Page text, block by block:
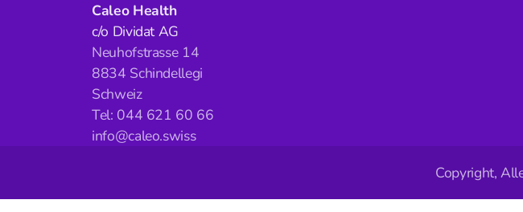
Caleo Health
c/o Dividat AG
Neuhofstrasse 14
8834 Schindellegi
Schweiz
Tel: 044 621 60 66
info@caleo.swiss
Copyright,